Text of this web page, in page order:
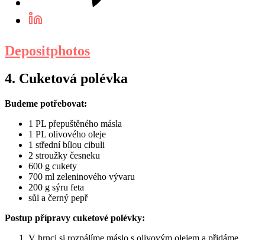
Depositphotos
4. Cuketová polévka
Budeme potřebovat:
1 PL přepuštěného másla
1 PL olivového oleje
1 střední bílou cibuli
2 stroužky česneku
600 g cukety
700 ml zeleninového vývaru
200 g sýru feta
sůl a černý pepř
Postup přípravy cuketové polévky:
V hrnci si rozpálíme máslo s olivovým olejem a přidáme